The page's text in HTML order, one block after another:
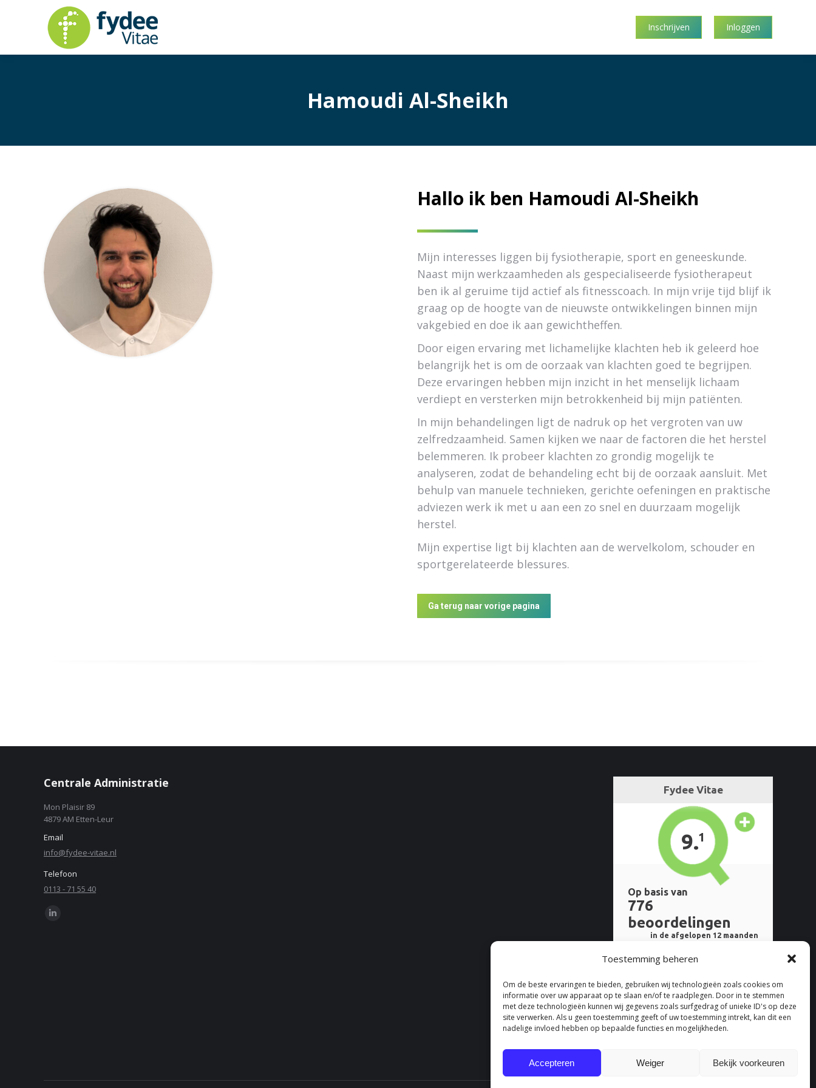
Toestemming beheren
Om de beste ervaringen te bieden, gebruiken wij technologieën zoals cookies om
informatie over uw apparaat op te slaan en/of te raadplegen. Door in te stemmen
met deze technologieën kunnen wij gegevens zoals surfgedrag of unieke ID's op deze
site verwerken. Als u geen toestemming geeft of uw toestemming intrekt, kan dit een
nadelige invloed hebben op bepaalde functies en mogelijkheden.
Accepteren Weiger Bekijk voorkeuren
Inschrijven Inloggen
Hamoudi Al-Sheikh
Hallo ik ben Hamoudi Al-Sheikh
Mijn interesses liggen bij fysiotherapie, sport en geneeskunde.
Naast mijn werkzaamheden als gespecialiseerde fysiotherapeut
ben ik al geruime tijd actief als fitnesscoach. In mijn vrije tijd blijf ik
graag op de hoogte van de nieuwste ontwikkelingen binnen mijn
vakgebied en doe ik aan gewichtheffen.
Door eigen ervaring met lichamelijke klachten heb ik geleerd hoe
belangrijk het is om de oorzaak van klachten goed te begrijpen.
Deze ervaringen hebben mijn inzicht in het menselijk lichaam
verdiept en versterken mijn betrokkenheid bij mijn patiënten.
In mijn behandelingen ligt de nadruk op het vergroten van uw
zelfredzaamheid. Samen kijken we naar de factoren die het herstel
belemmeren. Ik probeer klachten zo grondig mogelijk te
analyseren, zodat de behandeling echt bij de oorzaak aansluit. Met
behulp van manuele technieken, gerichte oefeningen en praktische
adviezen werk ik met u aan een zo snel en duurzaam mogelijk
herstel.
Mijn expertise ligt bij klachten aan de wervelkolom, schouder en
sportgerelateerde blessures.
Ga terug naar vorige pagina
Centrale Administratie
Mon Plaisir 89
4879 AM Etten-Leur
Email
info@fydee-vitae.nl
Telefoon
0113 - 71 55 40
Find us on: